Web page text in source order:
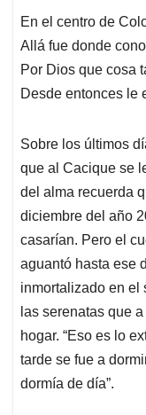
En el centro de
Allá fue donde
Por Dios que cosa
Desde entonces le
Sobre los últimos
que al Cacique se
del alma recuerda
diciembre del año
casarían. Pero el
aguantó hasta ese
inmortalizado en el
las serenatas que
hogar. “Eso es lo
tarde se fue a
dormía de día”.